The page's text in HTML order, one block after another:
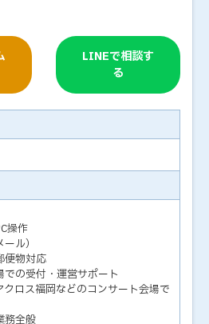
LINEで相談す
る
操作
ル）
便物対応
の受付・運営サポート
ロス福岡などのコンサート会場で
務全般